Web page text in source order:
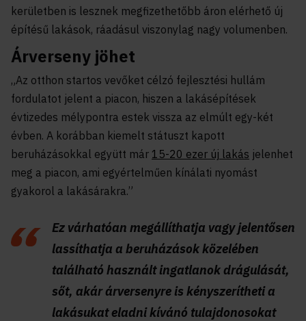
kerületben is lesznek megfizethetőbb áron elérhető új
építésű lakások, ráadásul viszonylag nagy volumenben.
Árverseny jöhet
„Az otthon startos vevőket célzó fejlesztési hullám
fordulatot jelent a piacon, hiszen a lakásépítések
évtizedes mélypontra estek vissza az elmúlt egy-két
évben. A korábban kiemelt státuszt kapott
beruházásokkal együtt már 15-20 ezer új lakás jelenhet
meg a piacon, ami egyértelműen kínálati nyomást
gyakorol a lakásárakra.”
Ez várhatóan megállíthatja vagy jelentősen
lassíthatja a beruházások közelében
található használt ingatlanok drágulását,
sőt, akár árversenyre is kényszerítheti a
lakásukat eladni kívánó tulajdonosokat